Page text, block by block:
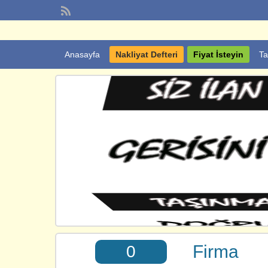
Anasayfa Nakliyat Defteri Fiyat İsteyin
0 Firma